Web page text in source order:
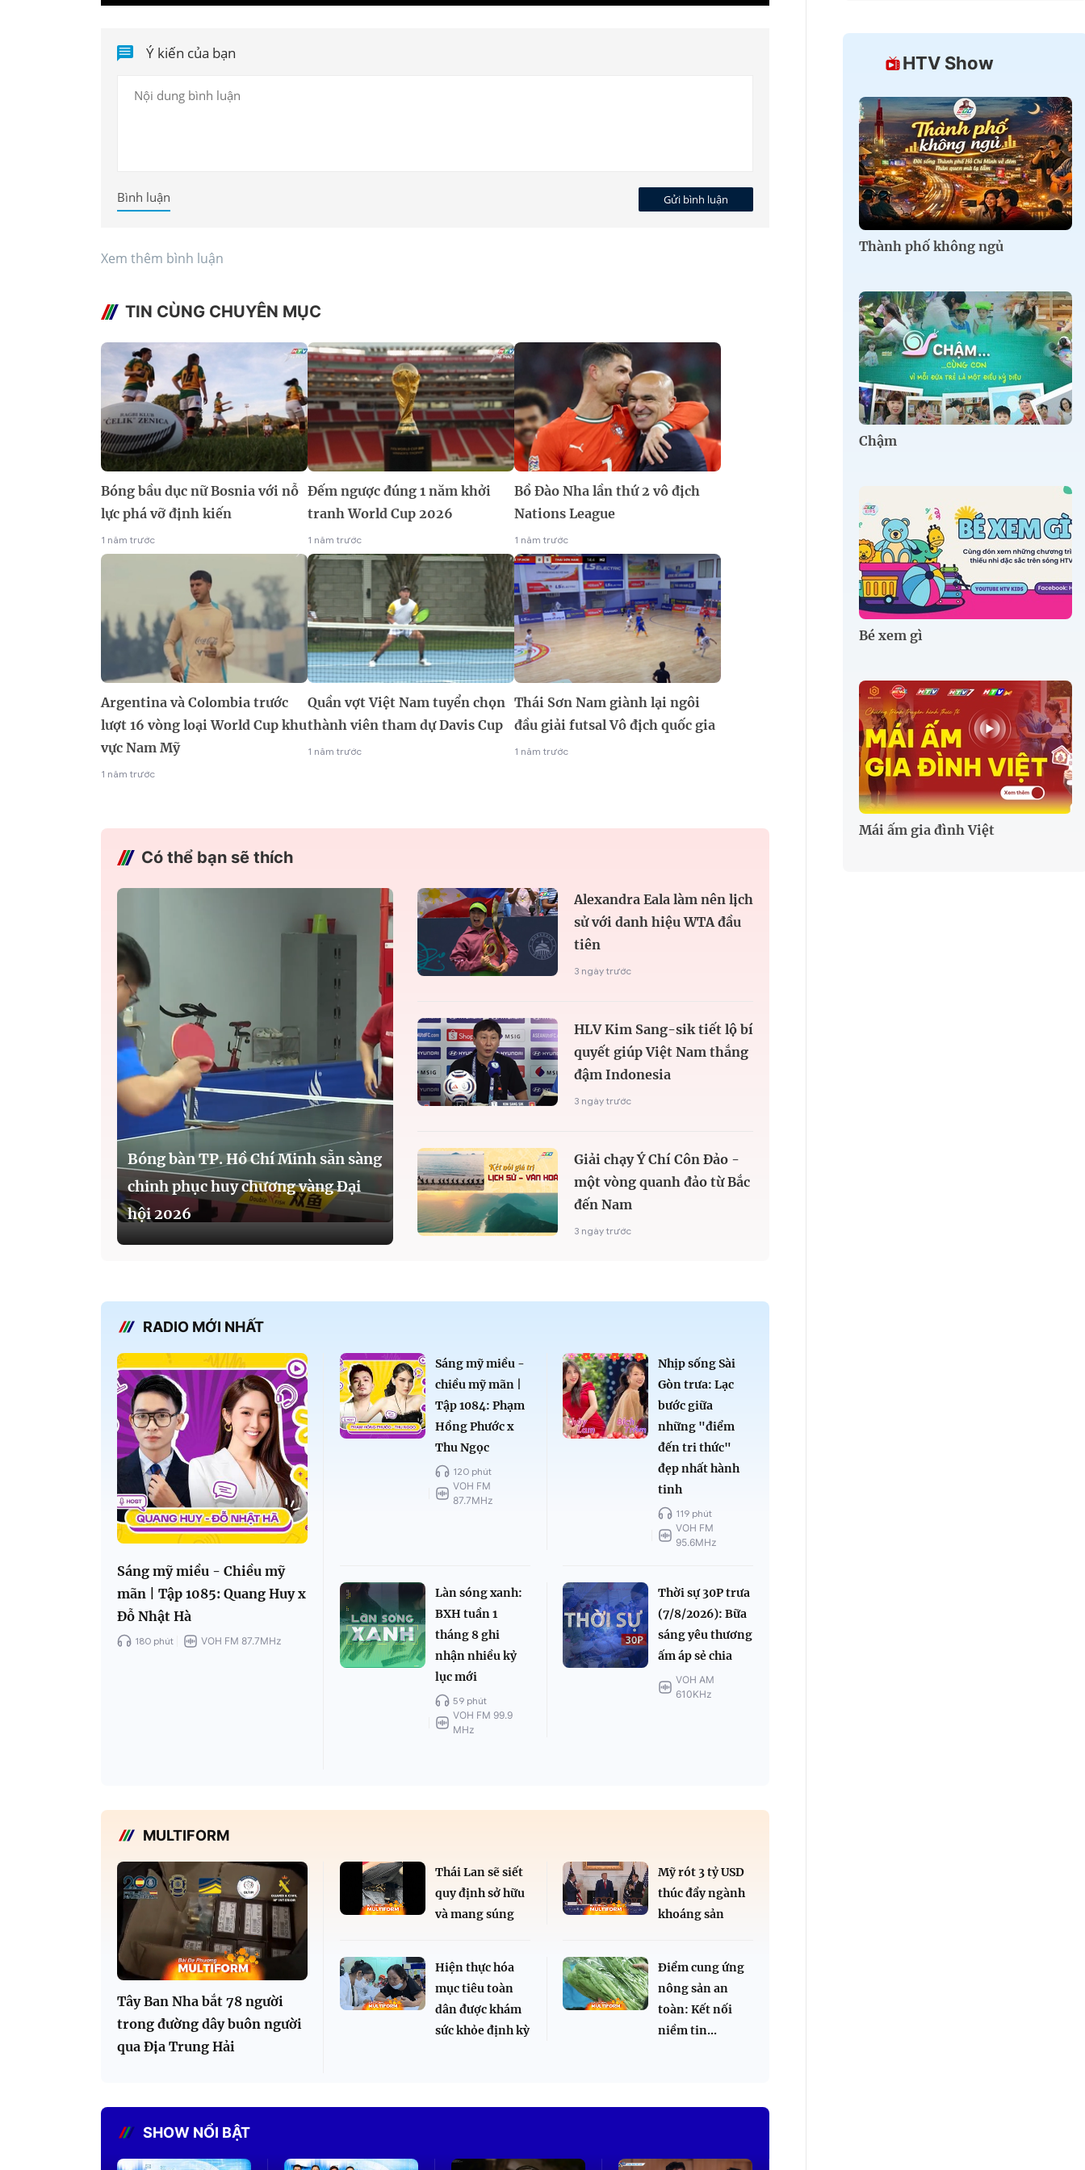
Ý kiến của bạn
Gửi bình luận
Bình luận
Xem thêm bình luận
TIN CÙNG CHUYÊN MỤC
Bóng bầu dục nữ Bosnia với nỗ
lực phá vỡ định kiến
1 năm trước
Đếm ngược đúng 1 năm khởi
tranh World Cup 2026
1 năm trước
Bồ Đào Nha lần thứ 2 vô địch
Nations League
1 năm trước
Argentina và Colombia trước
lượt 16 vòng loại World Cup khu
vực Nam Mỹ
1 năm trước
Quần vợt Việt Nam tuyển chọn
thành viên tham dự Davis Cup
1 năm trước
Thái Sơn Nam giành lại ngôi
đầu giải futsal Vô địch quốc gia
1 năm trước
Có thể bạn sẽ thích
Bóng bàn TP. Hồ Chí Minh sẵn sàng
chinh phục huy chương vàng Đại
hội 2026
Alexandra Eala làm nên lịch
sử với danh hiệu WTA đầu
tiên
3 ngày trước
HLV Kim Sang-sik tiết lộ bí
quyết giúp Việt Nam thắng
đậm Indonesia
3 ngày trước
Giải chạy Ý Chí Côn Đảo -
một vòng quanh đảo từ Bắc
đến Nam
3 ngày trước
RADIO MỚI NHẤT
Sáng mỹ miều - Chiều mỹ
mãn | Tập 1085: Quang Huy x
Đỗ Nhật Hà
180 phút VOH FM 87.7MHz
Sáng mỹ miều -
chiều mỹ mãn |
Tập 1084: Phạm
Hồng Phước x
Thu Ngọc
120 phút
VOH FM
87.7MHz
Nhịp sống Sài
Gòn trưa: Lạc
bước giữa
những "điểm
đến tri thức"
đẹp nhất hành
tinh
119 phút
VOH FM
95.6MHz
Làn sóng xanh:
BXH tuần 1
tháng 8 ghi
nhận nhiều kỷ
lục mới
59 phút
VOH FM 99.9
MHz
Thời sự 30P trưa
(7/8/2026): Bữa
sáng yêu thương
ấm áp sẻ chia
VOH AM
610KHz
MULTIFORM
Tây Ban Nha bắt 78 người
trong đường dây buôn người
qua Địa Trung Hải
Thái Lan sẽ siết
quy định sở hữu
và mang súng
Mỹ rót 3 tỷ USD
thúc đẩy ngành
khoáng sản
Hiện thực hóa
mục tiêu toàn
dân được khám
sức khỏe định kỳ
Điểm cung ứng
nông sản an
toàn: Kết nối
niềm tin...
SHOW NỔI BẬT
HTV Show
Thành phố không ngủ
Chậm
Bé xem gì
Mái ấm gia đình Việt